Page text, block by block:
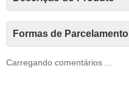
Formas de Parcelamento
Carregando comentários ...